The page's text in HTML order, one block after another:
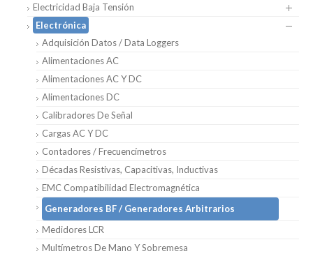
Electricidad Baja Tensión
Electrónica
Adquisición Datos / Data Loggers
Alimentaciones AC
Alimentaciones AC Y DC
Alimentaciones DC
Calibradores De Señal
Cargas AC Y DC
Contadores / Frecuencímetros
Décadas Resistivas, Capacitivas, Inductivas
EMC Compatibilidad Electromagnética
Generadores BF / Generadores Arbitrarios
Medidores LCR
Multímetros De Mano Y Sobremesa